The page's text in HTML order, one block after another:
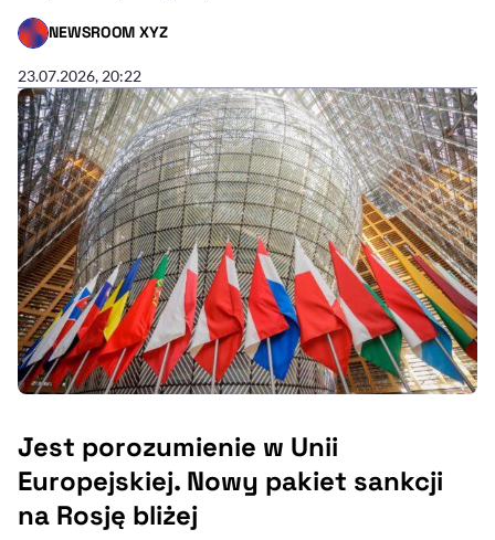
NEWSROOM XYZ
- AUTOR ARTYKUŁU - PROFIL
23.07.2026, 20:22
Jest porozumienie w Unii
Europejskiej. Nowy pakiet sankcji
na Rosję bliżej